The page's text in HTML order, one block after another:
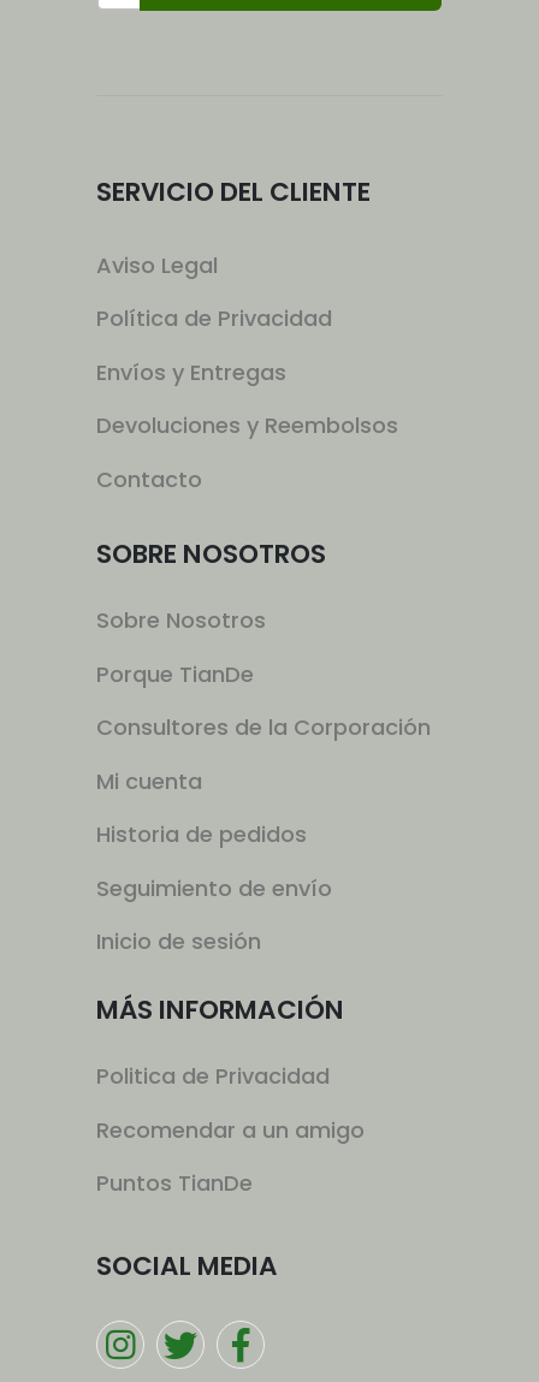
SERVICIO DEL CLIENTE
Aviso Legal
Política de Privacidad
Envíos y Entregas
Devoluciones y Reembolsos
Contacto
SOBRE NOSOTROS
Sobre Nosotros
Porque TianDe
Consultores de la Corporación
Mi cuenta
Historia de pedidos
Seguimiento de envío
Inicio de sesión
MÁS INFORMACIÓN
Politica de Privacidad
Recomendar a un amigo
Puntos TianDe
SOCIAL MEDIA